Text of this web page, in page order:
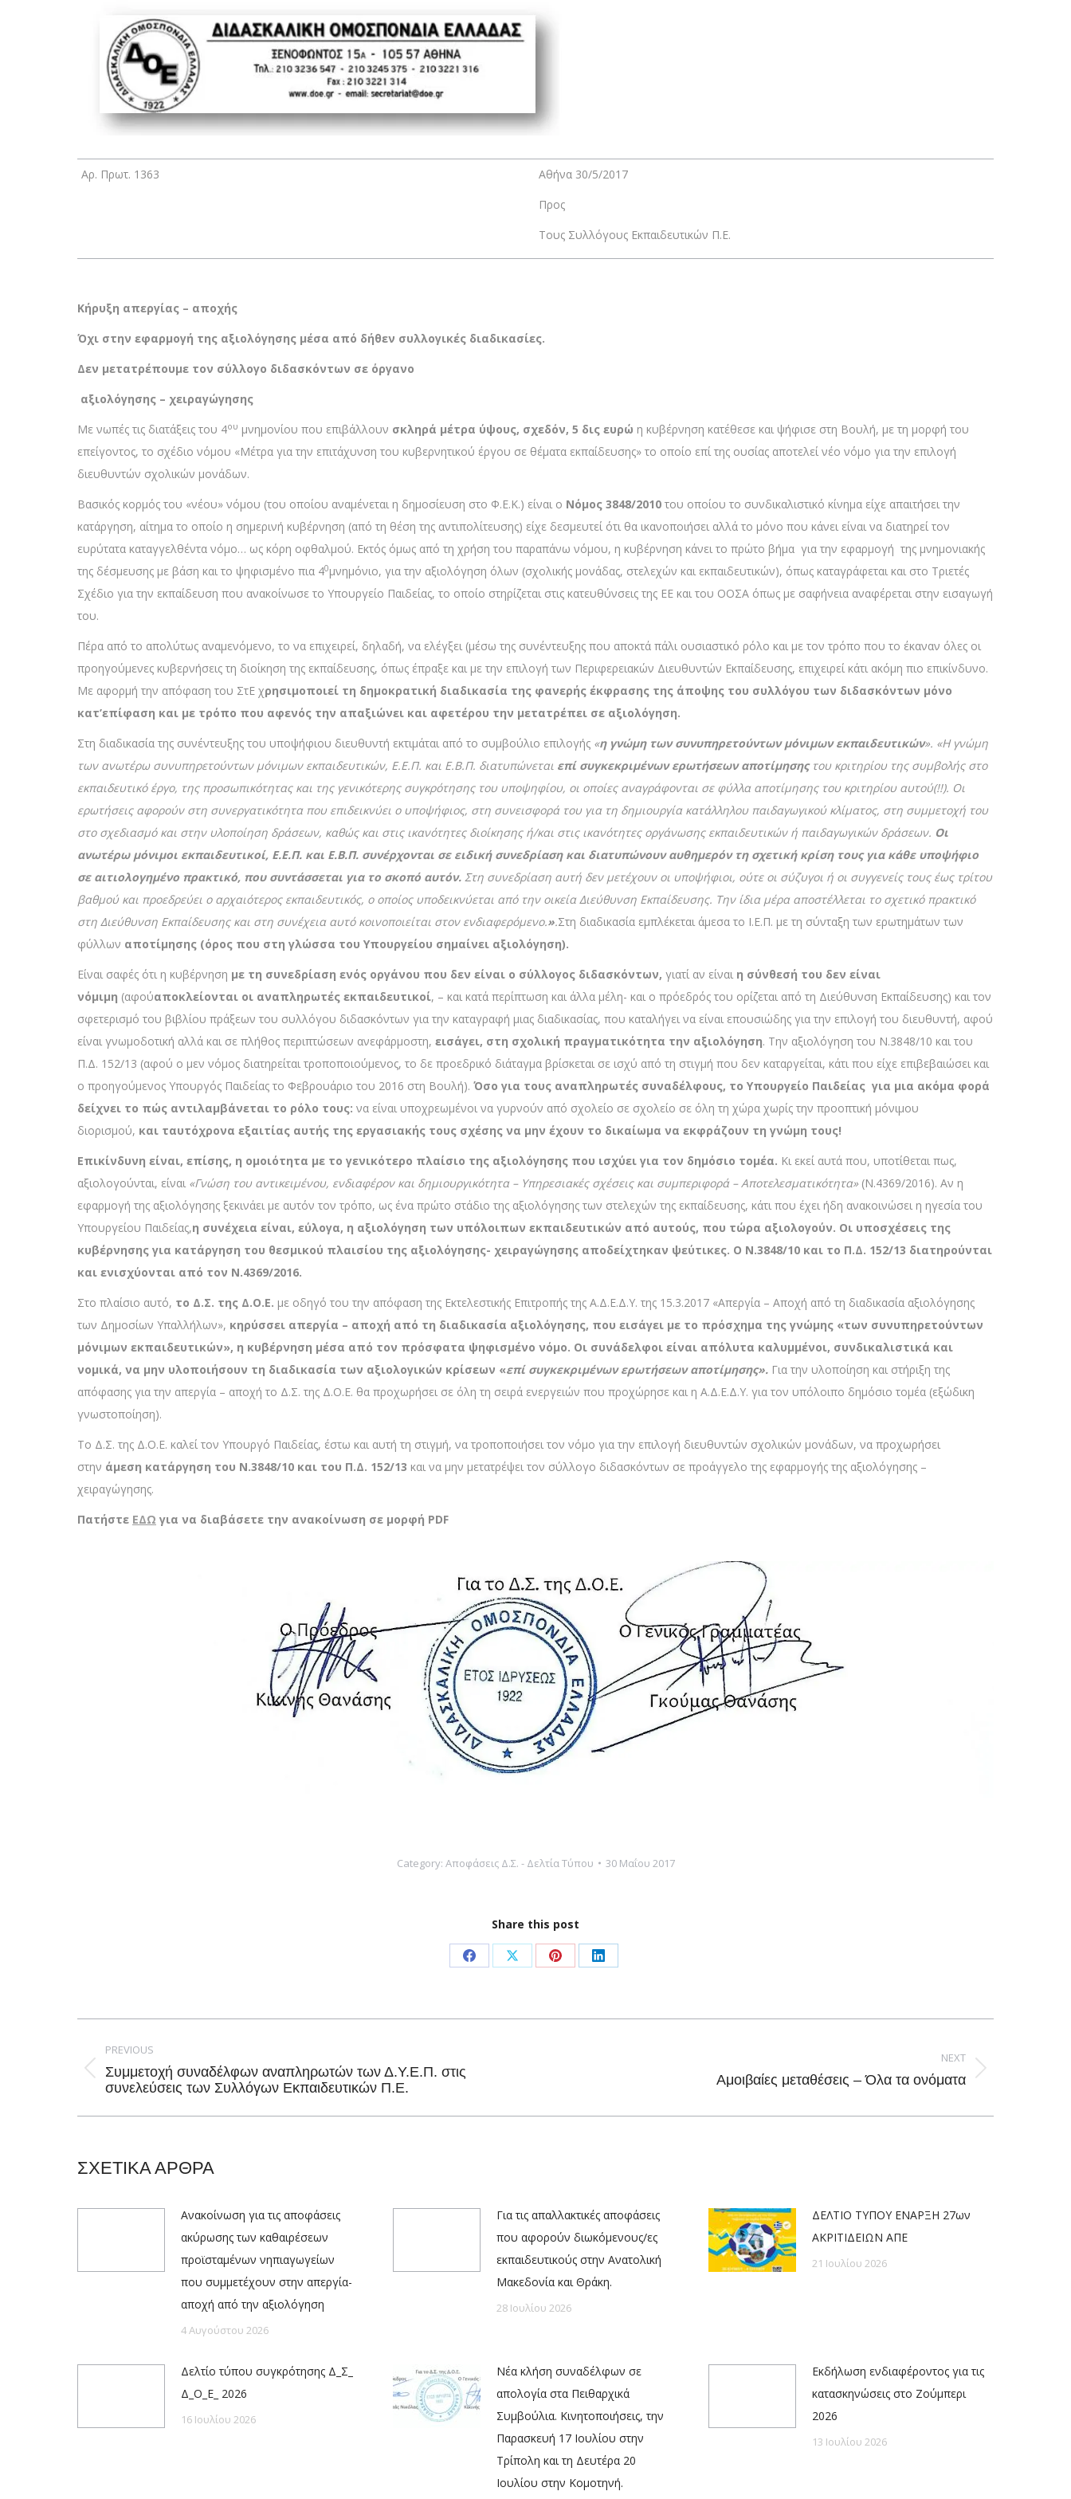
Αρ. Πρωτ. 1363
Αθήνα 30/5/2017
Προς
Τους Συλλόγους Εκπαιδευτικών Π.Ε.
Κήρυξη απεργίας – αποχής
Όχι στην εφαρμογή της αξιολόγησης μέσα από δήθεν συλλογικές διαδικασίες.
Δεν μετατρέπουμε τον σύλλογο διδασκόντων σε όργανο
αξιολόγησης – χειραγώγησης
Με νωπές τις διατάξεις του 4ου μνημονίου που επιβάλλουν σκληρά μέτρα ύψους, σχεδόν, 5 δις ευρώ η κυβέρνηση κατέθεσε και ψήφισε στη Βουλή, με τη μορφή του
επείγοντος, το σχέδιο νόμου «Μέτρα για την επιτάχυνση του κυβερνητικού έργου σε θέματα εκπαίδευσης» το οποίο επί της ουσίας αποτελεί νέο νόμο για την επιλογή
διευθυντών σχολικών μονάδων.
Βασικός κορμός του «νέου» νόμου (του οποίου αναμένεται η δημοσίευση στο Φ.Ε.Κ.) είναι ο Νόμος 3848/2010 του οποίου το συνδικαλιστικό κίνημα είχε απαιτήσει την
κατάργηση, αίτημα το οποίο η σημερινή κυβέρνηση (από τη θέση της αντιπολίτευσης) είχε δεσμευτεί ότι θα ικανοποιήσει αλλά το μόνο που κάνει είναι να διατηρεί τον
ευρύτατα καταγγελθέντα νόμο… ως κόρη οφθαλμού. Εκτός όμως από τη χρήση του παραπάνω νόμου, η κυβέρνηση κάνει το πρώτο βήμα για την εφαρμογή της μνημονιακής
της δέσμευσης με βάση και το ψηφισμένο πια 40μνημόνιο, για την αξιολόγηση όλων (σχολικής μονάδας, στελεχών και εκπαιδευτικών), όπως καταγράφεται και στο Τριετές
Σχέδιο για την εκπαίδευση που ανακοίνωσε το Υπουργείο Παιδείας, το οποίο στηρίζεται στις κατευθύνσεις της ΕΕ και του ΟΟΣΑ όπως με σαφήνεια αναφέρεται στην εισαγωγή
του.
Πέρα από το απολύτως αναμενόμενο, το να επιχειρεί, δηλαδή, να ελέγξει (μέσω της συνέντευξης που αποκτά πάλι ουσιαστικό ρόλο και με τον τρόπο που το έκαναν όλες οι
προηγούμενες κυβερνήσεις τη διοίκηση της εκπαίδευσης, όπως έπραξε και με την επιλογή των Περιφερειακών Διευθυντών Εκπαίδευσης, επιχειρεί κάτι ακόμη πιο επικίνδυνο.
Με αφορμή την απόφαση του ΣτΕ χρησιμοποιεί τη δημοκρατική διαδικασία της φανερής έκφρασης της άποψης του συλλόγου των διδασκόντων μόνο
κατ’επίφαση και με τρόπο που αφενός την απαξιώνει και αφετέρου την μετατρέπει σε αξιολόγηση.
Στη διαδικασία της συνέντευξης του υποψήφιου διευθυντή εκτιμάται από το συμβούλιο επιλογής «η γνώμη των συνυπηρετούντων μόνιμων εκπαιδευτικών». «Η γνώμη
των ανωτέρω συνυπηρετούντων μόνιμων εκπαιδευτικών, Ε.Ε.Π. και Ε.Β.Π. διατυπώνεται επί συγκεκριμένων ερωτήσεων αποτίμησηςτου κριτηρίου της συμβολής στο
εκπαιδευτικό έργο, της προσωπικότητας και της γενικότερης συγκρότησης του υποψηφίου, οι οποίες αναγράφονται σε φύλλα αποτίμησης του κριτηρίου αυτού(!!). Οι
ερωτήσεις αφορούν στη συνεργατικότητα που επιδεικνύει ο υποψήφιος, στη συνεισφορά του για τη δημιουργία κατάλληλου παιδαγωγικού κλίματος, στη συμμετοχή του
στο σχεδιασμό και στην υλοποίηση δράσεων, καθώς και στις ικανότητες διοίκησης ή/και στις ικανότητες οργάνωσης εκπαιδευτικών ή παιδαγωγικών δράσεων. Οι
ανωτέρω μόνιμοι εκπαιδευτικοί, Ε.Ε.Π. και Ε.Β.Π. συνέρχονται σε ειδική συνεδρίαση και διατυπώνουν αυθημερόν τη σχετική κρίση τους για κάθε υποψήφιο
σε αιτιολογημένο πρακτικό, που συντάσσεται για το σκοπό αυτόν. Στη συνεδρίαση αυτή δεν μετέχουν οι υποψήφιοι, ούτε οι σύζυγοι ή οι συγγενείς τους έως τρίτου
βαθμού και προεδρεύει ο αρχαιότερος εκπαιδευτικός, ο οποίος υποδεικνύεται από την οικεία Διεύθυνση Εκπαίδευσης. Την ίδια μέρα αποστέλλεται το σχετικό πρακτικό
στη Διεύθυνση Εκπαίδευσης και στη συνέχεια αυτό κοινοποιείται στον ενδιαφερόμενο.».Στη διαδικασία εμπλέκεται άμεσα το Ι.Ε.Π. με τη σύνταξη των ερωτημάτων των
φύλλων αποτίμησης (όρος που στη γλώσσα του Υπουργείου σημαίνει αξιολόγηση).
Είναι σαφές ότι η κυβέρνηση με τη συνεδρίαση ενός οργάνου που δεν είναι ο σύλλογος διδασκόντων, γιατί αν είναι η σύνθεσή του δεν είναι
νόμιμη (αφούαποκλείονται οι αναπληρωτές εκπαιδευτικοί, – και κατά περίπτωση και άλλα μέλη- και ο πρόεδρός του ορίζεται από τη Διεύθυνση Εκπαίδευσης) και τον
σφετερισμό του βιβλίου πράξεων του συλλόγου διδασκόντων για την καταγραφή μιας διαδικασίας, που καταλήγει να είναι επουσιώδης για την επιλογή του διευθυντή, αφού
είναι γνωμοδοτική αλλά και σε πλήθος περιπτώσεων ανεφάρμοστη, εισάγει, στη σχολική πραγματικότητα την αξιολόγηση. Την αξιολόγηση του Ν.3848/10 και του
Π.Δ. 152/13 (αφού ο μεν νόμος διατηρείται τροποποιούμενος, το δε προεδρικό διάταγμα βρίσκεται σε ισχύ από τη στιγμή που δεν καταργείται, κάτι που είχε επιβεβαιώσει και
ο προηγούμενος Υπουργός Παιδείας το Φεβρουάριο του 2016 στη Βουλή). Όσο για τους αναπληρωτές συναδέλφους, το Υπουργείο Παιδείας για μια ακόμα φορά
δείχνει το πώς αντιλαμβάνεται το ρόλο τους: να είναι υποχρεωμένοι να γυρνούν από σχολείο σε σχολείο σε όλη τη χώρα χωρίς την προοπτική μόνιμου
διορισμού, και ταυτόχρονα εξαιτίας αυτής της εργασιακής τους σχέσης να μην έχουν το δικαίωμα να εκφράζουν τη γνώμη τους!
Επικίνδυνη είναι, επίσης, η ομοιότητα με το γενικότερο πλαίσιο της αξιολόγησης που ισχύει για τον δημόσιο τομέα. Κι εκεί αυτά που, υποτίθεται πως,
αξιολογούνται, είναι «Γνώση του αντικειμένου, ενδιαφέρον και δημιουργικότητα – Υπηρεσιακές σχέσεις και συμπεριφορά – Αποτελεσματικότητα» (Ν.4369/2016). Αν η
εφαρμογή της αξιολόγησης ξεκινάει με αυτόν τον τρόπο, ως ένα πρώτο στάδιο της αξιολόγησης των στελεχών της εκπαίδευσης, κάτι που έχει ήδη ανακοινώσει η ηγεσία του
Υπουργείου Παιδείας,η συνέχεια είναι, εύλογα, η αξιολόγηση των υπόλοιπων εκπαιδευτικών από αυτούς, που τώρα αξιολογούν. Οι υποσχέσεις της
κυβέρνησης για κατάργηση του θεσμικού πλαισίου της αξιολόγησης- χειραγώγησης αποδείχτηκαν ψεύτικες. Ο Ν.3848/10 και το Π.Δ. 152/13 διατηρούνται
και ενισχύονται από τον Ν.4369/2016.
Στο πλαίσιο αυτό, το Δ.Σ. της Δ.Ο.Ε. με οδηγό του την απόφαση της Εκτελεστικής Επιτροπής της Α.Δ.Ε.Δ.Υ. της 15.3.2017 «Απεργία – Αποχή από τη διαδικασία αξιολόγησης
των Δημοσίων Υπαλλήλων», κηρύσσει απεργία – αποχή από τη διαδικασία αξιολόγησης, που εισάγει με το πρόσχημα της γνώμης «των συνυπηρετούντων
μόνιμων εκπαιδευτικών», η κυβέρνηση μέσα από τον πρόσφατα ψηφισμένο νόμο. Οι συνάδελφοι είναι απόλυτα καλυμμένοι, συνδικαλιστικά και
νομικά, να μην υλοποιήσουν τη διαδικασία των αξιολογικών κρίσεων «επί συγκεκριμένων ερωτήσεων αποτίμησης». Για την υλοποίηση και στήριξη της
απόφασης για την απεργία – αποχή το Δ.Σ. της Δ.Ο.Ε. θα προχωρήσει σε όλη τη σειρά ενεργειών που προχώρησε και η Α.Δ.Ε.Δ.Υ. για τον υπόλοιπο δημόσιο τομέα (εξώδικη
γνωστοποίηση).
Το Δ.Σ. της Δ.Ο.Ε. καλεί τον Υπουργό Παιδείας, έστω και αυτή τη στιγμή, να τροποποιήσει τον νόμο για την επιλογή διευθυντών σχολικών μονάδων, να προχωρήσει
στην άμεση κατάργηση του Ν.3848/10 και του Π.Δ. 152/13 και να μην μετατρέψει τον σύλλογο διδασκόντων σε προάγγελο της εφαρμογής της αξιολόγησης –
χειραγώγησης.
Πατήστε ΕΔΩ για να διαβάσετε την ανακοίνωση σε μορφή PDF
Category: Αποφάσεις Δ.Σ. - Δελτία Τύπου 30 Μαΐου 2017
Share this post
Share
Facebook
Share
X
Share
Pinterest
Share
LinkedIn
navigation
PREVIOUS
Previous
Συμμετοχή συναδέλφων αναπληρωτών των Δ.Υ.Ε.Π. στις
συνελεύσεις των Συλλόγων Εκπαιδευτικών Π.Ε.
NEXT
Αμοιβαίες μεταθέσεις – Όλα τα ονόματα
ΣΧΕΤΙΚΑ ΑΡΘΡΑ
Ανακοίνωση για τις αποφάσεις
ακύρωσης των καθαιρέσεων
προϊσταμένων νηπιαγωγείων
που συμμετέχουν στην απεργία-
αποχή από την αξιολόγηση
4 Αυγούστου 2026
Για τις απαλλακτικές αποφάσεις
που αφορούν διωκόμενους/ες
εκπαιδευτικούς στην Ανατολική
Μακεδονία και Θράκη.
28 Ιουλίου 2026
ΔΕΛΤΙΟ ΤΥΠΟΥ ΕΝΑΡΞΗ 27ων
ΑΚΡΙΤΙΔΕΙΩΝ ΑΠΕ
21 Ιουλίου 2026
Δελτίο τύπου συγκρότησης Δ_Σ_
Δ_Ο_Ε_ 2026
16 Ιουλίου 2026
Νέα κλήση συναδέλφων σε
απολογία στα Πειθαρχικά
Συμβούλια. Κινητοποιήσεις, την
Παρασκευή 17 Ιουλίου στην
Τρίπολη και τη Δευτέρα 20
Ιουλίου στην Κομοτηνή.
Εκδήλωση ενδιαφέροντος για τις
κατασκηνώσεις στο Ζούμπερι
2026
13 Ιουλίου 2026